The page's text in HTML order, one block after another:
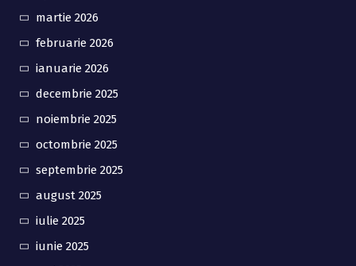
martie 2026
februarie 2026
ianuarie 2026
decembrie 2025
noiembrie 2025
octombrie 2025
septembrie 2025
august 2025
iulie 2025
iunie 2025